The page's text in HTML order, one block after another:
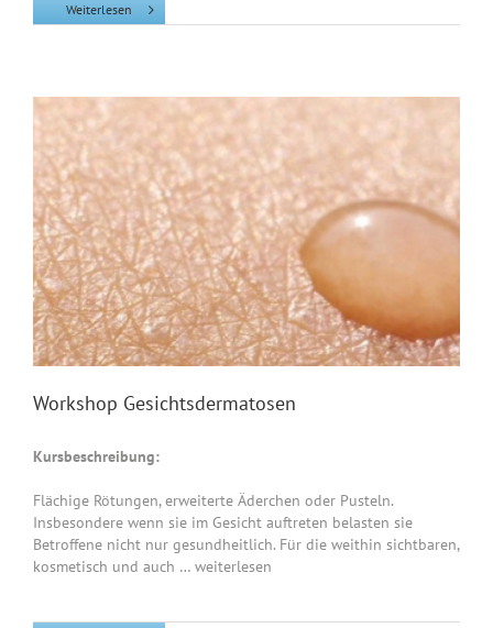
Weiterlesen
Workshop Gesichtsdermatosen
Kursbeschreibung:
Flächige Rötungen, erweiterte Äderchen oder Pusteln.
Insbesondere wenn sie im Gesicht auftreten belasten sie
Betroffene nicht nur gesundheitlich. Für die weithin sichtbaren,
kosmetisch und auch … weiterlesen